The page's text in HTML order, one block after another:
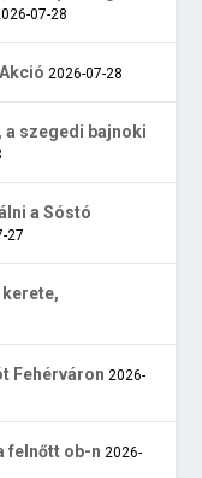
07-28
2026-07-28
szegedi bajnoki
a Sóstó
27
kerete,
Fehérváron 2026-
felnőtt ob-n 2026-